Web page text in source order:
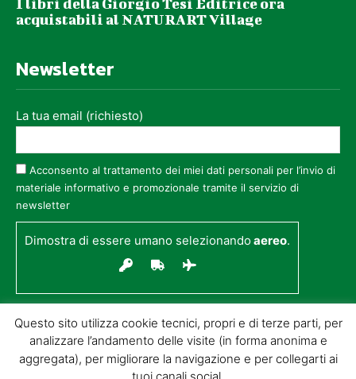
I libri della Giorgio Tesi Editrice ora
acquistabili al NATURART Village
Newsletter
La tua email (richiesto)
Acconsento al trattamento dei miei dati personali per l’invio di
materiale informativo e promozionale tramite il servizio di
newsletter
Dimostra di essere umano selezionandoaereo.
Questo sito utilizza cookie tecnici, propri e di terze parti, per
analizzare l’andamento delle visite (in forma anonima e
aggregata), per migliorare la navigazione e per collegarti ai